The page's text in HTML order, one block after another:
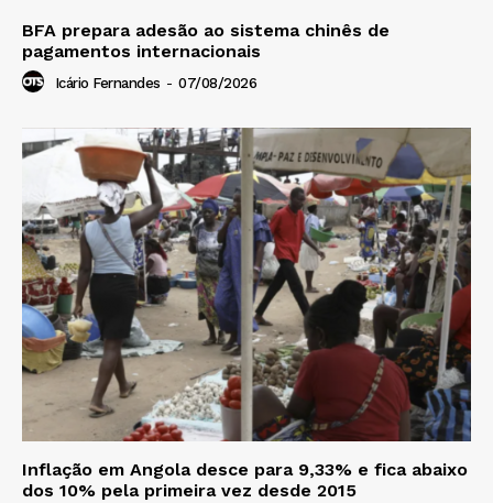
BFA prepara adesão ao sistema chinês de
pagamentos internacionais
Icário Fernandes - 07/08/2026
Inflação em Angola desce para 9,33% e fica abaixo
dos 10% pela primeira vez desde 2015